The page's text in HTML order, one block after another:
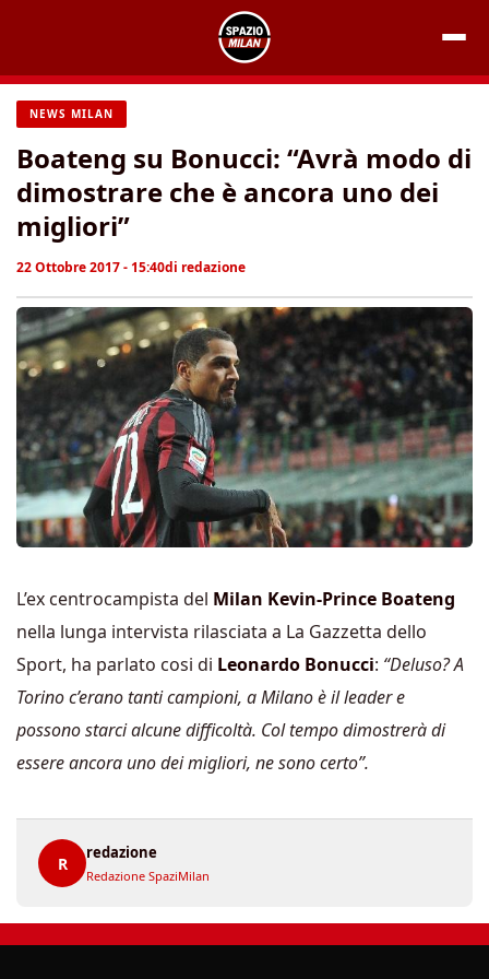
contenuto
NEWS MILAN
Boateng su Bonucci: “Avrà modo di
dimostrare che è ancora uno dei
migliori”
22 Ottobre 2017 - 15:40di redazione
L’ex centrocampista del Milan Kevin-Prince Boateng
nella lunga intervista rilasciata a La Gazzetta dello
Sport, ha parlato cosi di Leonardo Bonucci: “Deluso? A
Torino c’erano tanti campioni, a Milano è il leader e
possono starci alcune difficoltà. Col tempo dimostrerà di
essere ancora uno dei migliori, ne sono certo”.
R
redazione
Redazione SpaziMilan